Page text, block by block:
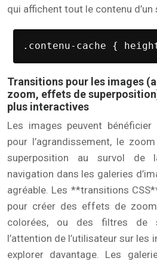
qui affichent tout le contenu d’un
.contenu-cache {
Transitions pour les images
zoom, effets de
plus interactives
Les images peuvent
pour l’agrandissement, le
superposition au survol de
navigation dans les galeries
agréable. Les **transitions
pour créer des effets de
colorées, ou des filtres de
l’attention de l’utilisateur sur les
explorer davantage. Les